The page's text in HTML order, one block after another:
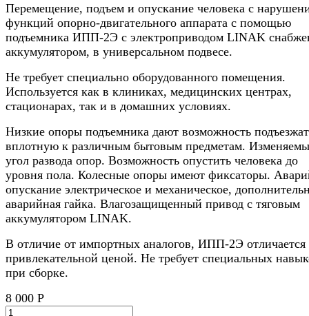
Перемещение, подъем и опускание человека с
функций опорно-двигательного аппарата с помощью
подъемника ИПП-2Э с электроприводом LINAK
аккумулятором, в универсальном подвесе.
Не требует специально оборудованного помещения.
Используется как в клиниках, медицинских центрах,
стационарах, так и в домашних условиях.
Низкие опоры подъемника дают возможность
вплотную к различным бытовым предметам.
угол развода опор. Возможность опустить человека до
уровня пола. Колесные опоры имеют фиксаторы.
опускание электрическое и механическое,
аварийная гайка. Влагозащищенный привод с тяговым
аккумулятором LINAK.
В отличие от импортных аналогов, ИПП-2Э отличается
привлекательной ценой. Не требует специальных
при сборке.
8 000 Р